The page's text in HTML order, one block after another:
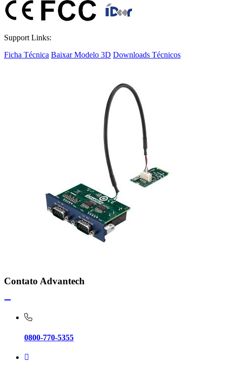
Support Links:
Ficha Técnica Baixar Modelo 3D Downloads Técnicos
Contato Advantech
0800-770-5355